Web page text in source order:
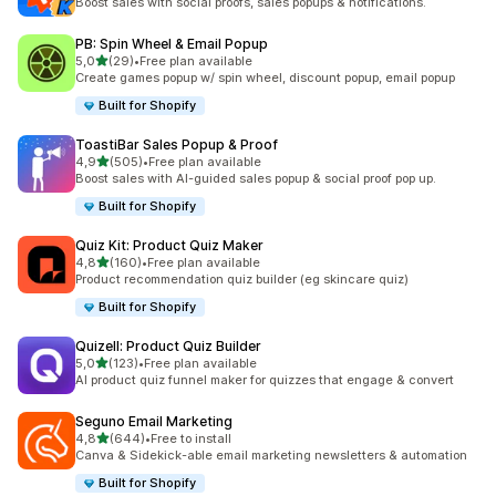
PB: Spin Wheel & Email Popup
5,0/ 5 tähteä
(29)
29 arvostelua yhteensä
•Free plan available
Create games popup w/ spin wheel, discount popup, email popup
Built for Shopify
ToastiBar Sales Popup & Proof
4,9/ 5 tähteä
(505)
505 arvostelua yhteensä
•Free plan available
Boost sales with AI-guided sales popup & social proof pop up.
Built for Shopify
Quiz Kit: Product Quiz Maker
4,8/ 5 tähteä
(160)
160 arvostelua yhteensä
•Free plan available
Product recommendation quiz builder (eg skincare quiz)
Built for Shopify
Quizell: Product Quiz Builder
5,0/ 5 tähteä
(123)
123 arvostelua yhteensä
•Free plan available
AI product quiz funnel maker for quizzes that engage & convert
Seguno Email Marketing
4,8/ 5 tähteä
(644)
644 arvostelua yhteensä
•Free to install
Canva & Sidekick-able email marketing newsletters & automation
Built for Shopify